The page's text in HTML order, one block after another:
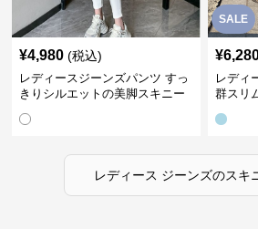
¥4,980 (税込)
レディースジーンズパンツ すっ
きりシルエットの美脚スキニー
SALE
¥
レディ
群スリ
レディース ジーンズのスキ